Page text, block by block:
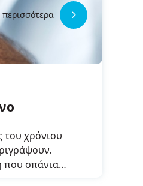
του χρόνιου
που σπάνια